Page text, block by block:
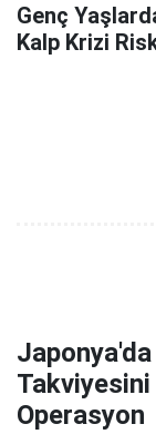
Genç
Kalp Krizi
Operasyon